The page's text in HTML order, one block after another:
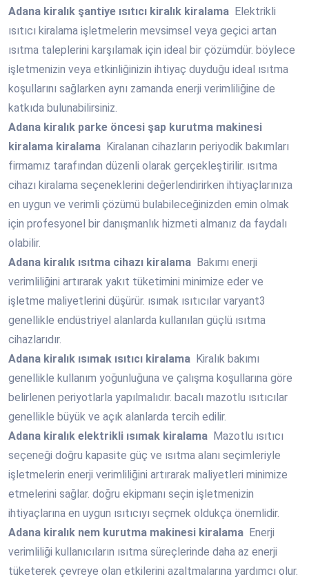
Adana kiralık şantiye ısıtıcı kiralık kiralama Elektrikli
ısıtıcı kiralama işletmelerin mevsimsel veya geçici artan
ısıtma taleplerini karşılamak için ideal bir çözümdür. böylece
işletmenizin veya etkinliğinizin ihtiyaç duyduğu ideal ısıtma
koşullarını sağlarken aynı zamanda enerji verimliliğine de
katkıda bulunabilirsiniz.
Adana kiralık parke öncesi şap kurutma makinesi
kiralama kiralama Kiralanan cihazların periyodik bakımları
firmamız tarafından düzenli olarak gerçekleştirilir. ısıtma
cihazı kiralama seçeneklerini değerlendirirken ihtiyaçlarınıza
en uygun ve verimli çözümü bulabileceğinizden emin olmak
için profesyonel bir danışmanlık hizmeti almanız da faydalı
olabilir.
Adana kiralık ısıtma cihazı kiralama Bakımı enerji
verimliliğini artırarak yakıt tüketimini minimize eder ve
işletme maliyetlerini düşürür. ısımak ısıtıcılar varyant3
genellikle endüstriyel alanlarda kullanılan güçlü ısıtma
cihazlarıdır.
Adana kiralık ısımak ısıtıcı kiralama Kiralık bakımı
genellikle kullanım yoğunluğuna ve çalışma koşullarına göre
belirlenen periyotlarla yapılmalıdır. bacalı mazotlu ısıtıcılar
genellikle büyük ve açık alanlarda tercih edilir.
Adana kiralık elektrikli ısımak kiralama Mazotlu ısıtıcı
seçeneği doğru kapasite güç ve ısıtma alanı seçimleriyle
işletmelerin enerji verimliliğini artırarak maliyetleri minimize
etmelerini sağlar. doğru ekipmanı seçin işletmenizin
ihtiyaçlarına en uygun ısıtıcıyı seçmek oldukça önemlidir.
Adana kiralık nem kurutma makinesi kiralama Enerji
verimliliği kullanıcıların ısıtma süreçlerinde daha az enerji
tüketerek çevreye olan etkilerini azaltmalarına yardımcı olur.